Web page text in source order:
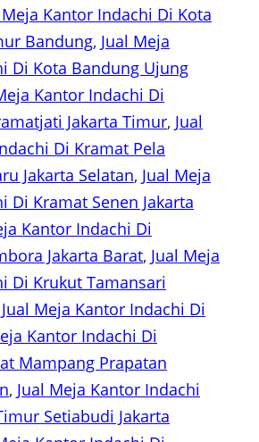
Meja Kantor Indachi Di Kota
Bandung, Jual Meja
Di Kota Bandung Ujung
Kantor Indachi Di
Jakarta Timur, Jual
Di Kramat Pela
Jakarta Selatan, Jual Meja
Di Kramat Senen Jakarta
Kantor Indachi Di
Jakarta Barat, Jual Meja
Di Krukut Tamansari
Jual Meja Kantor Indachi Di
Kantor Indachi Di
Mampang Prapatan
, Jual Meja Kantor Indachi
Setiabudi Jakarta